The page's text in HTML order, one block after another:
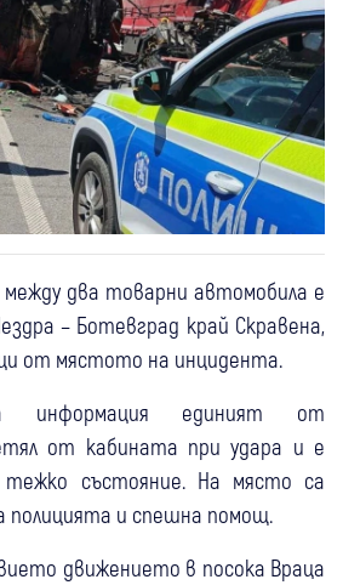
два товарни автомобила е
– Ботевград край Скравена,
от мястото на инцидента.
информация единият от
от кабината при удара и е
състояние. На място са
полицията и спешна помощ.
движението в посока Враца